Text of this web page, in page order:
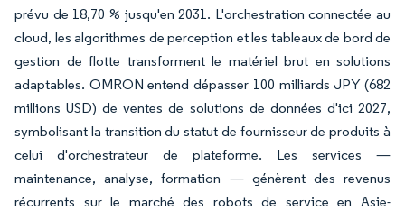
prévu de 18,70 % jusqu'en 2031. L'orchestration connectée au
cloud, les algorithmes de perception et les tableaux de bord de
gestion de flotte transforment le matériel brut en solutions
adaptables. OMRON entend dépasser 100 milliards JPY (682
millions USD) de ventes de solutions de données d'ici 2027,
symbolisant la transition du statut de fournisseur de produits à
celui d'orchestrateur de plateforme. Les services —
maintenance, analyse, formation — génèrent des revenus
récurrents sur le marché des robots de service en Asie-